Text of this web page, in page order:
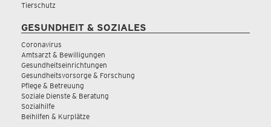
Tierschutz
GESUNDHEIT & SOZIALES
Coronavirus
Amtsarzt & Bewilligungen
Gesundheitseinrichtungen
Gesundheitsvorsorge & Forschung
Pflege & Betreuung
Soziale Dienste & Beratung
Sozialhilfe
Beihilfen & Kurplätze